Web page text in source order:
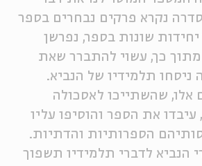
נקרא פרקים נבחרים בספר
יחידות שונות בספר, נפרשן
מתוך כך, עשוי להתברר שאת
ניסחו תלמידיו של הנביא.
אלו, שהשתייכו לאסכולה
את הספר והוסיפו עליו
הספרותיות והדתיות.
הנביא לדברי תלמידיו תשפוך